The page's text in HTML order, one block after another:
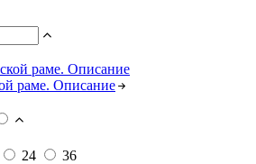
раме. Описание
24
36